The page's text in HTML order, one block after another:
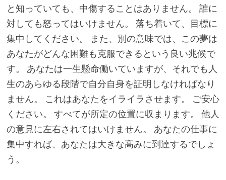
と知っていても、中傷することはありません。 誰に
対しても怒ってはいけません。 落ち着いて、目標に
集中してください。 また、別の意味では、この夢は
あなたがどんな困難も克服できるという良い兆候で
す。 あなたは一生懸命働いていますが、それでも人
生のあらゆる段階で自分自身を証明しなければなり
ません。 これはあなたをイライラさせます。 ご安心
ください。 すべてが所定の位置に収まります。 他人
の意見に左右されてはいけません。 あなたの仕事に
集中すれば、あなたは大きな高みに到達するでしょ
う。